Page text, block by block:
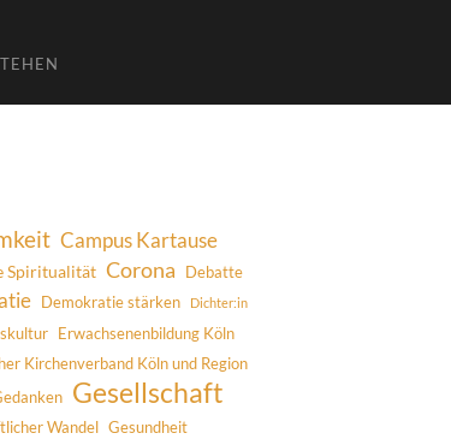
Campus Kartause
Spiritualität Corona Debatte
Demokratie stärken Dichter:in
Erwachsenenbildung Köln
Kirchenverband Köln und Region
Gesellschaft
Wandel Gesundheit